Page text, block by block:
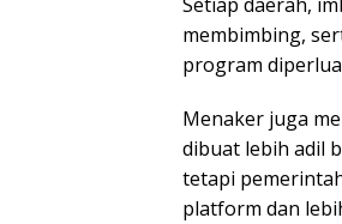
membimbing,
program
Menaker juga
dibuat lebih adil
tetapi
platform dan